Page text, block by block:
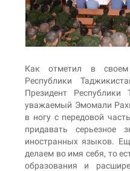
Как отметил в
Республики
Президент Республики
уважаемый Эмомали
в ногу с передовой
придавать серьезное
иностранных языков.
делаем во имя себя, то
образования и